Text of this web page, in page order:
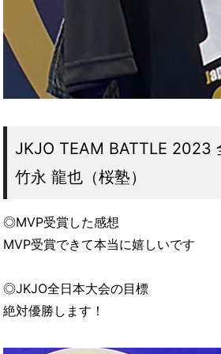
JKJO TEAM BATTLE 2023
竹永 龍也（桜塾）
◎MVP受賞した感想
MVP受賞できて本当に嬉しいです
◎JKJO全日本大会の目標
絶対優勝します！